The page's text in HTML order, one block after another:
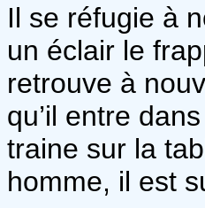
Il se réfugie à
un éclair le
retrouve à
qu’il entre
traine sur la
homme, il est